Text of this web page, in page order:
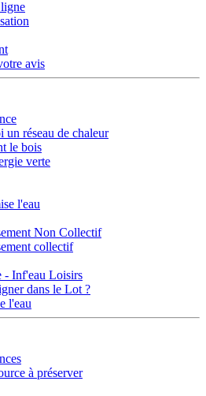
avis
un réseau de chaleur
le bois
verte
l'eau
Non Collectif
collectif
- Inf'eau Loisirs
dans le Lot ?
l'eau
à préserver